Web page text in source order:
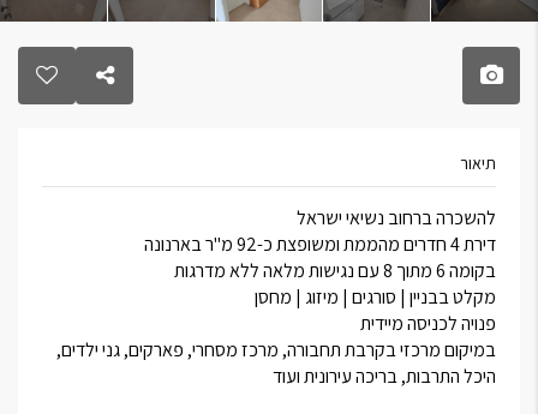
תיאור
להשכרה ברחוב נשיאי ישראל
דירת 4 חדרים מהממת ומשופצת כ-92 מ"ר בארנונה
בקומה 6 מתוך 8 עם נגישות מלאה ללא מדרגות
מקלט בבניין | סורגים | מיזוג | מחסן
פנויה לכניסה מיידית
במיקום מרכזי בקרבת תחבורה, מרכז מסחרי, פארקים, גני ילדים,
היכל התרבות, בריכה עירונית ועוד